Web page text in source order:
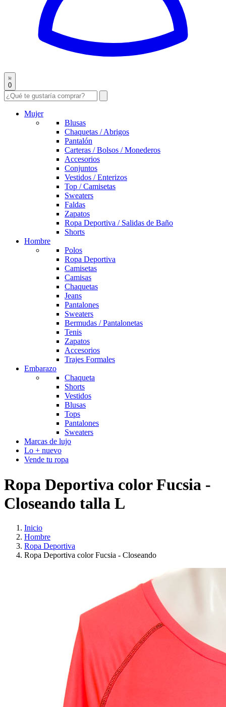
0
Mujer
Blusas
Chaquetas / Abrigos
Pantalón
Carteras / Bolsos / Monederos
Accesorios
Conjuntos
Vestidos / Enterizos
Top / Camisetas
Sweaters
Faldas
Zapatos
Ropa Deportiva / Salidas de Baño
Shorts
Hombre
Polos
Ropa Deportiva
Camisetas
Camisas
Chaquetas
Jeans
Pantalones
Sweaters
Bermudas / Pantalonetas
Tenis
Zapatos
Accesorios
Trajes Formales
Embarazo
Chaqueta
Shorts
Vestidos
Blusas
Tops
Pantalones
Sweaters
Marcas de lujo
Lo + nuevo
Vende tu ropa
Ropa Deportiva color Fucsia -
Closeando talla L
Inicio
Hombre
Ropa Deportiva
Ropa Deportiva color Fucsia - Closeando